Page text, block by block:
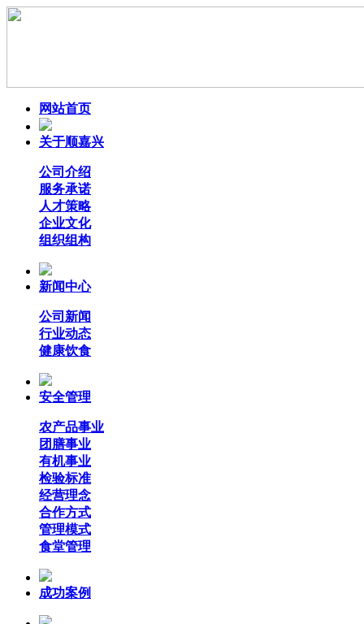
网站首页
关于顺嘉兴
公司介绍
服务承诺
人才策略
企业文化
组织组构
新闻中心
公司新闻
行业动态
健康饮食
安全管理
农产品事业
团膳事业
有机事业
检验标准
经营理念
合作方式
管理模式
食堂管理
成功案例